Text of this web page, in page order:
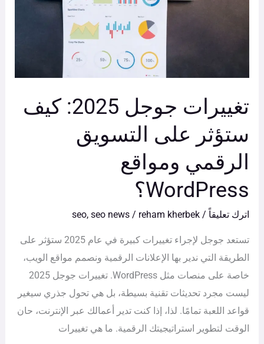
تغييرات جوجل 2025: كيف
ستؤثر على التسويق
الرقمي ومواقع
WordPress؟
اترك تعليقاً /
seo, seo news/ reham kherbek
تستعد جوجل لإجراء تغييرات كبيرة في عام 2025 ستؤثر على
الطريقة التي ندير بها الإعلانات الرقمية ونصمم مواقع الويب،
خاصة على منصات مثل WordPress. تغييرات جوجل 2025
ليست مجرد تحديثات تقنية بسيطة، بل هي تحول جذري سيغير
قواعد اللعبة تمامًا. لذا، إذا كنت تدير أعمالك عبر الإنترنت، حان
الوقت لتطوير استراتيجيتك الرقمية. ما هي تغييرات